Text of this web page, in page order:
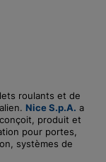
roulants et de
Nice S.p.A. a
produit et
pour portes,
systèmes de